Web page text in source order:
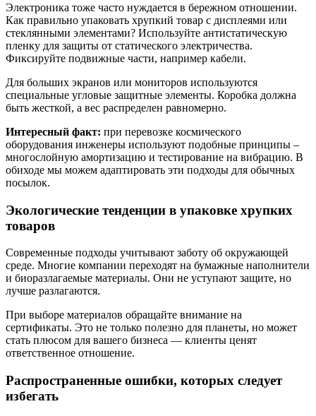
Электроника тоже часто нуждается в бережном отношении.
Как правильно упаковать хрупкий товар с дисплеями или
стеклянными элементами? Используйте антистатическую
пленку для защиты от статического электричества.
Фиксируйте подвижные части, например кабели.
Для больших экранов или мониторов используются
специальные угловые защитные элементы. Коробка должна
быть жесткой, а вес распределен равномерно.
Интересный факт: при перевозке космического
оборудования инженеры используют подобные принципы –
многослойную амортизацию и тестирование на вибрацию. В
обиходе мы можем адаптировать эти подходы для обычных
посылок.
Экологические тенденции в упаковке хрупких
товаров
Современные подходы учитывают заботу об окружающей
среде. Многие компании переходят на бумажные наполнители
и биоразлагаемые материалы. Они не уступают защите, но
лучше разлагаются.
При выборе материалов обращайте внимание на
сертификаты. Это не только полезно для планеты, но может
стать плюсом для вашего бизнеса — клиенты ценят
ответственное отношение.
Распространенные ошибки, которых следует
избегать